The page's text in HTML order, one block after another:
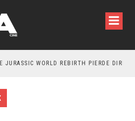
JURASSIC WORLD REBIRTH PIERDE